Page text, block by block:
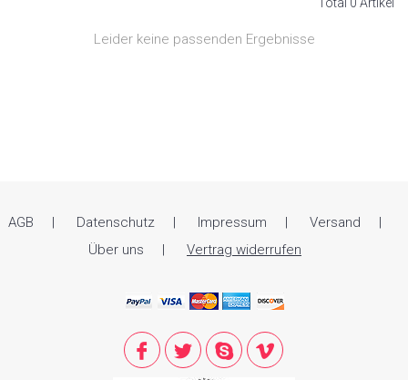
Leider keine passenden Ergebnisse
AGB Datenschutz Impressum
Versand
Über uns
Vertrag widerrufen